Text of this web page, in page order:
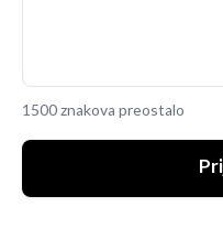
1500 znakova preostalo